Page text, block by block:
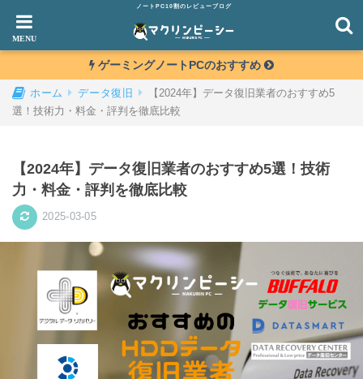
ノートPC10割のレビューブログ
ゲーミングノートPCのおすすめ
ホーム データ復旧
【2024年】データ復旧業者のおすすめ5
選！技術力・料金・評判を徹底比較
【2024年】データ復旧業者のおすすめ5選！技術
力・料金・評判を徹底比較
2025-03-05